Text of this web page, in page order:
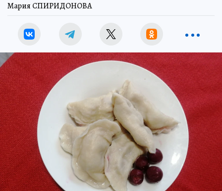
Мария СПИРИДОНОВА